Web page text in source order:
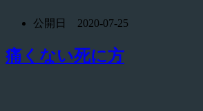
公開日 2020-07-25
痛くない死に方